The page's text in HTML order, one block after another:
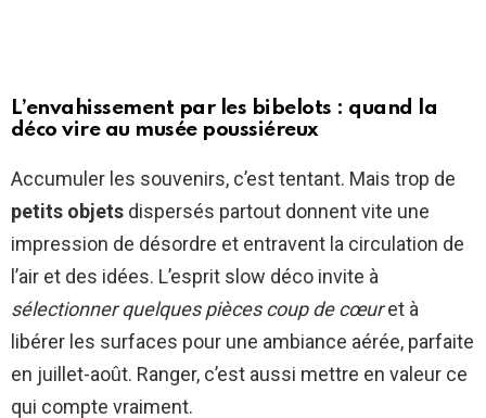
L’envahissement par les bibelots : quand la
déco vire au musée poussiéreux
Accumuler les souvenirs, c’est tentant. Mais trop de
petits objets dispersés partout donnent vite une
impression de désordre et entravent la circulation de
l’air et des idées. L’esprit slow déco invite à
sélectionner quelques pièces coup de cœuret à
libérer les surfaces pour une ambiance aérée, parfaite
en juillet-août. Ranger, c’est aussi mettre en valeur ce
qui compte vraiment.